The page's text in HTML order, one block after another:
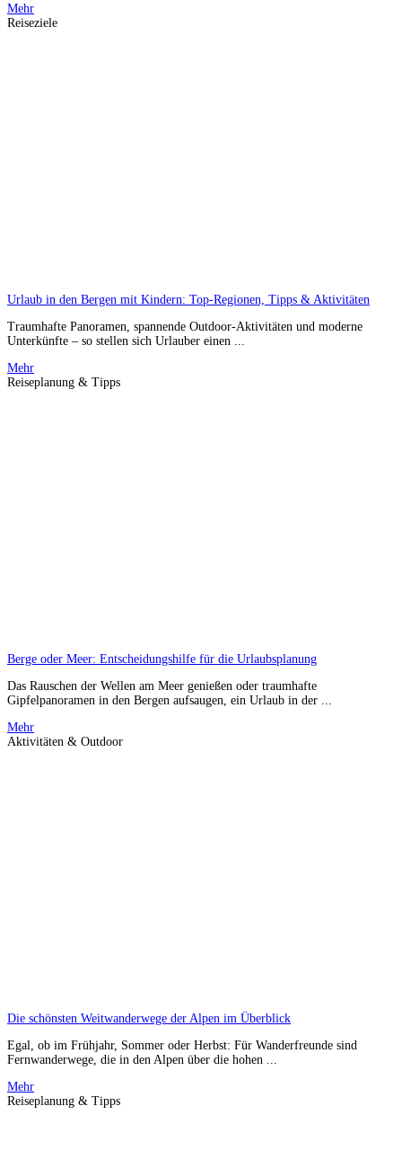
Mehr
Reiseziele
Urlaub in den Bergen mit Kindern: Top-Regionen, Tipps & Aktivitäten
Traumhafte Panoramen, spannende Outdoor-Aktivitäten und moderne
Unterkünfte – so stellen sich Urlauber einen ...
Mehr
Reiseplanung & Tipps
Berge oder Meer: Entscheidungshilfe für die Urlaubsplanung
Das Rauschen der Wellen am Meer genießen oder traumhafte
Gipfelpanoramen in den Bergen aufsaugen, ein Urlaub in der ...
Mehr
Aktivitäten & Outdoor
Die schönsten Weitwanderwege der Alpen im Überblick
Egal, ob im Frühjahr, Sommer oder Herbst: Für Wanderfreunde sind
Fernwanderwege, die in den Alpen über die hohen ...
Mehr
Reiseplanung & Tipps